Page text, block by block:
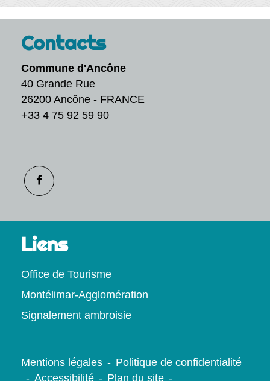
Contacts
Commune d'Ancône
40 Grande Rue
26200 Ancône - FRANCE
+33 4 75 92 59 90
Liens
Office de Tourisme
Montélimar-Agglomération
Signalement ambroisie
Mentions légales - Politique de confidentialité
- Accessibilité - Plan du site -